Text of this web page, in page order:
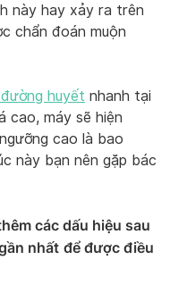
này hay xảy ra trên
chẩn đoán muộn
huyết nhanh tại
cao, máy sẽ hiện
cao là bao
này bạn nên gặp bác
các dấu hiệu sau
nhất để được điều